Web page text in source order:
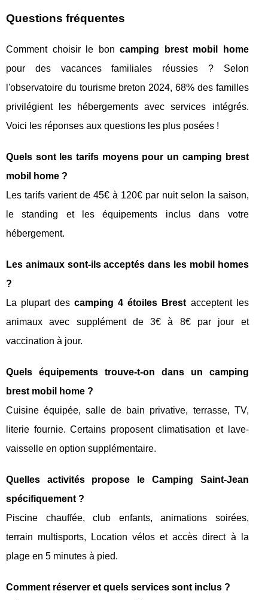
Questions fréquentes
Comment choisir le boncamping brest mobil home
pour des vacances familiales réussies ? Selon
l'observatoire du tourisme breton 2024, 68% des familles
privilégient les hébergements avec services intégrés.
Voici les réponses aux questions les plus posées !
Quels sont les tarifs moyens pour un camping brest
mobil home ?
Les tarifs varient de 45€ à 120€ par nuit selon la saison,
le standing et les équipements inclus dans votre
hébergement.
Les animaux sont-ils acceptés dans les mobil homes
?
La plupart descamping 4 étoiles Brest acceptent les
animaux avec supplément de 3€ à 8€ par jour et
vaccination à jour.
Quels équipements trouve-t-on dans un camping
brest mobil home ?
Cuisine équipée, salle de bain privative, terrasse, TV,
literie fournie. Certains proposent climatisation et lave-
vaisselle en option supplémentaire.
Quelles activités propose le Camping Saint-Jean
spécifiquement ?
Piscine chauffée, club enfants, animations soirées,
terrain multisports, Location vélos et accès direct à la
plage en 5 minutes à pied.
Comment réserver et quels services sont inclus ?